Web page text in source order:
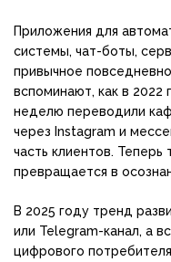
Приложения для
системы, чат-боты,
привычное
вспоминают, как в 2022
неделю переводили
через Instagram и
часть клиентов.
превращается в
В 2025 году тренд
или Telegram-канал, а
цифрового